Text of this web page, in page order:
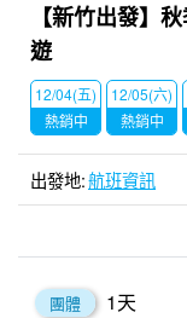
【新竹出發】
遊
12/04(五)
熱銷中
12/05(六)
熱銷中
航班資訊
團體 1天